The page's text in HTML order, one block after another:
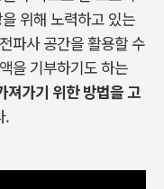
위해 노력하고 있는
파사 공간을 활용할 수
을 기부하기도 하는
져가기 위한 방법을 고
.